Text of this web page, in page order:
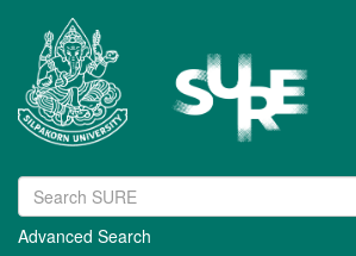
Advanced Search